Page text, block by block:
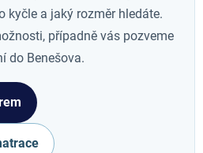
kyčle a jaký rozměr hledáte.
případně vás pozveme
do Benešova.